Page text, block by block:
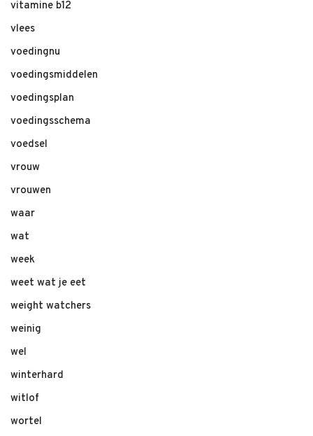
vitamine b12
vlees
voedingnu
voedingsmiddelen
voedingsplan
voedingsschema
voedsel
vrouw
vrouwen
waar
wat
week
weet wat je eet
weight watchers
weinig
wel
winterhard
witlof
wortel